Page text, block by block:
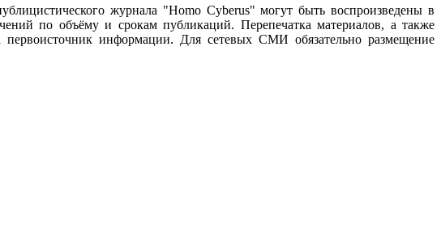
журнала "Homo Cyberus" могут быть воспроизведены в
по объёму и срокам публикаций. Перепечатка материалов, а также
информации. Для сетевых СМИ обязательно размещение